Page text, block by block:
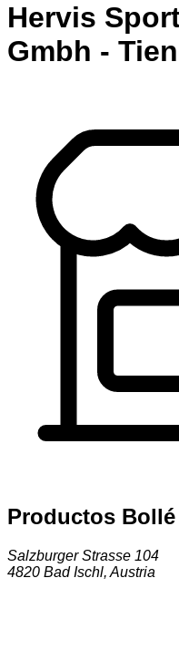
Hervis
Gmbh -
Productos
Salzburger Strasse 104
4820 Bad Ischl, Austria